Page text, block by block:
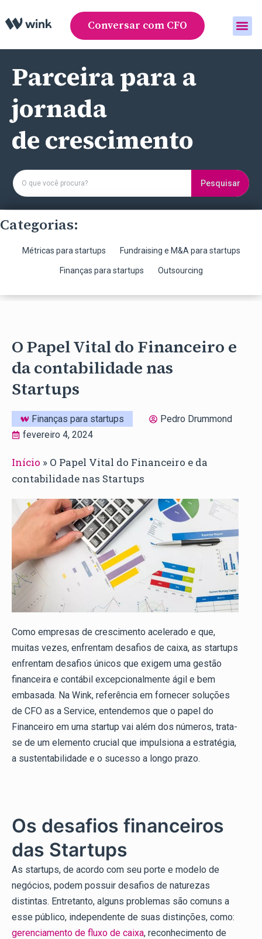
Conversar com CFO
Parceira para a
jornada
de crescimento
Pesquisar
Categorias:
Métricas para startups Fundraising e M&A para startups
Finanças para startups Outsourcing
O Papel Vital do Financeiro e
da contabilidade nas
Startups
Finanças para startups
Pedro Drummond
fevereiro 4, 2024
Início » O Papel Vital do Financeiro e da
contabilidade nas Startups
Como empresas de crescimento acelerado e que,
muitas vezes, enfrentam desafios de caixa, as startups
enfrentam desafios únicos que exigem uma gestão
financeira e contábil excepcionalmente ágil e bem
embasada. Na Wink, referência em fornecer soluções
de CFO as a Service, entendemos que o papel do
Financeiro em uma startup vai além dos números, trata-
se de um elemento crucial que impulsiona a estratégia,
a sustentabilidade e o sucesso a longo prazo.
Os desafios financeiros
das Startups
As startups, de acordo com seu porte e modelo de
negócios, podem possuir desafios de naturezas
distintas. Entretanto, alguns problemas são comuns a
esse público, independente de suas distinções, como:
gerenciamento de fluxo de caixa, reconhecimento de